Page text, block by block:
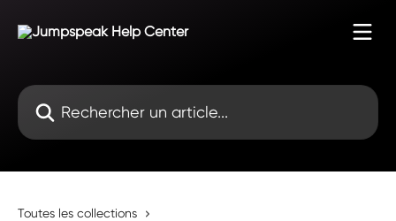
Rechercher un article...
Toutes les collections